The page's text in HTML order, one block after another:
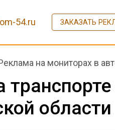
54.ru ЗАКАЗАТЬ
на мониторах в
области